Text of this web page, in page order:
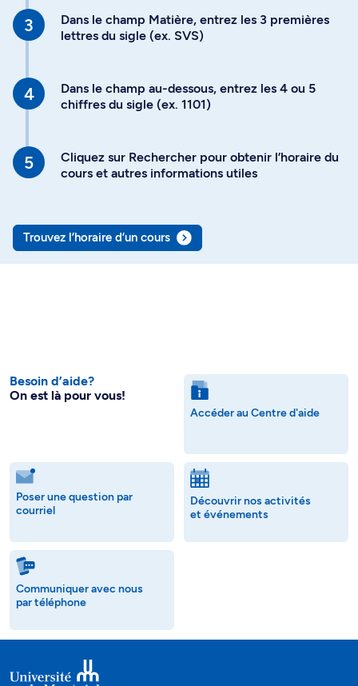
Dans le champ Matière, entrez les 3 premières
lettres du sigle (ex. SVS)
Dans le champ au-dessous, entrez les 4 ou 5
chiffres du sigle (ex. 1101)
Cliquez sur Rechercher pour obtenir l’horaire du
cours et autres informations utiles
Trouvez l’horaire d’un cours
Besoin d’aide?
On est là pour vous!
Accéder au Centre d'aide
Poser une question par
courriel
Découvrir nos activités
et événements
Communiquer avec nous
par téléphone